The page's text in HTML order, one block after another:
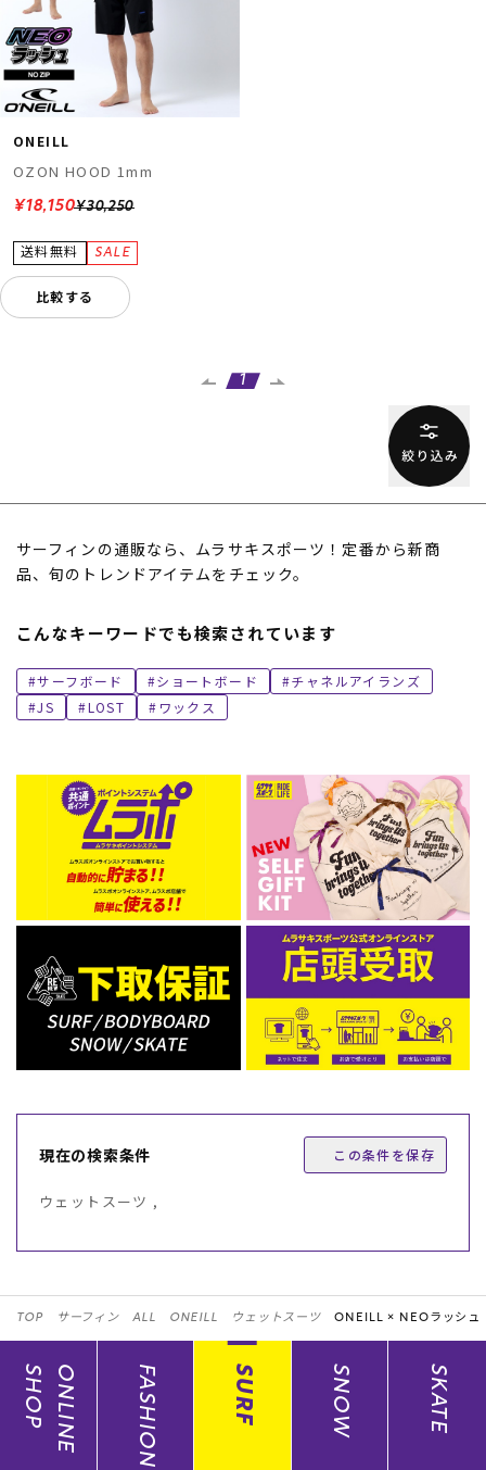
ONEILL
OZON HOOD 1mm
¥30,250
¥18,150
比較する
1
サーフィンの通販なら、ムラサキスポーツ！定番から新商
品、旬のトレンドアイテムをチェック。
こんなキーワードでも検索されています
サーフボード ショートボード
チャネルアイランズ
JS
LOST ワックス
現在の検索条件 この条件を保存
ウェットスーツ ,
TOP サーフィン ALL ONEILL ウェットスーツ ONEILL × NEOラッシュ
ONLINE
SHOP FASHION SURF SNOW SKATE